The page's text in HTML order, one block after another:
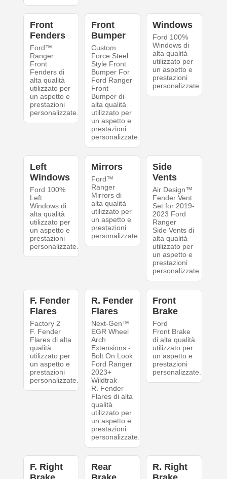
Front
Fenders
Ford™
Ranger
Front
Fenders di
alta qualità
utilizzato per
un aspetto e
prestazioni
personalizzate.
Front
Bumper
Custom
Force Steel
Style Front
Bumper For
Ford Ranger
Front
Bumper di
alta qualità
utilizzato per
un aspetto e
prestazioni
personalizzate.
Windows
Ford 100%
Windows di
alta qualità
utilizzato per
un aspetto e
prestazioni
personalizzate.
Left
Windows
Ford 100%
Left
Windows di
alta qualità
utilizzato per
un aspetto e
prestazioni
personalizzate.
Mirrors
Ford™
Ranger
Mirrors di
alta qualità
utilizzato per
un aspetto e
prestazioni
personalizzate.
Side
Vents
Air Design™
Fender Vent
Set for 2019-
2023 Ford
Ranger
Side Vents di
alta qualità
utilizzato per
un aspetto e
prestazioni
personalizzate.
F. Fender
Flares
Factory 2
F. Fender
Flares di alta
qualità
utilizzato per
un aspetto e
prestazioni
personalizzate.
R. Fender
Flares
Next-Gen™
EGR Wheel
Arch
Extensions -
Bolt On Look
Ford Ranger
2023+
Wildtrak
R. Fender
Flares di alta
qualità
utilizzato per
un aspetto e
prestazioni
personalizzate.
Front
Brake
Ford
Front Brake
di alta qualità
utilizzato per
un aspetto e
prestazioni
personalizzate.
F. Right
Rear
R. Right